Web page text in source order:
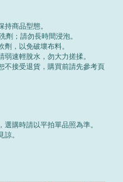
商品型態。
；請勿長時間浸泡。
，以免破壞布料。
速輕脫水，勿大力搓揉。
不接受退貨，購買前請先參考頁
購時請以平拍單品照為準。
。